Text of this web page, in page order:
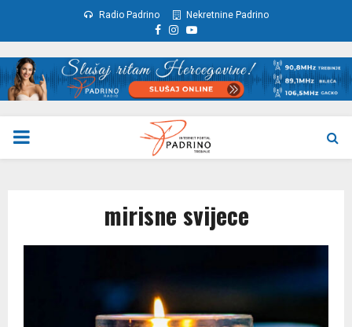
Radio Padrino Nekretnine Padrino
Facebook
Instagram
Youtube
PRIMARY
mirisne svijece